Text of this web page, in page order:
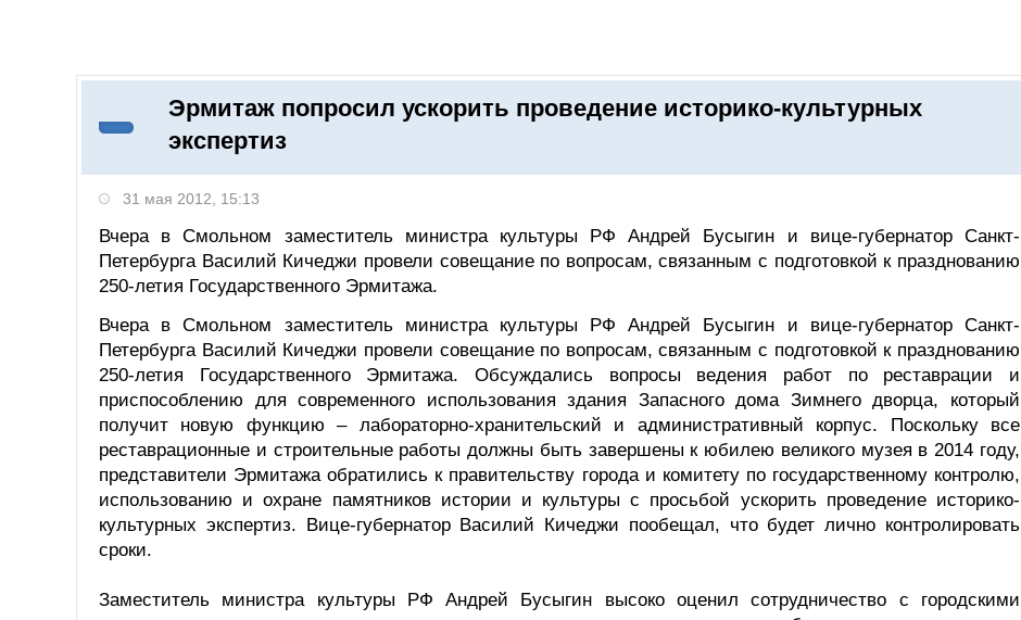
Поиск
Эрмитаж попросил ускорить проведение историко-культурных
экспертиз
31 мая 2012, 15:13
Вчера в Смольном заместитель министра культуры РФ Андрей Бусыгин и вице-губернатор Санкт-
Петербурга Василий Кичеджи провели совещание по вопросам, связанным с подготовкой к празднованию
250-летия Государственного Эрмитажа.
Вчера в Смольном заместитель министра культуры РФ Андрей Бусыгин и вице-губернатор Санкт-
Петербурга Василий Кичеджи провели совещание по вопросам, связанным с подготовкой к празднованию
250-летия Государственного Эрмитажа. Обсуждались вопросы ведения работ по реставрации и
приспособлению для современного использования здания Запасного дома Зимнего дворца, который
получит новую функцию – лабораторно-хранительский и административный корпус. Поскольку все
реставрационные и строительные работы должны быть завершены к юбилею великого музея в 2014 году,
представители Эрмитажа обратились к правительству города и комитету по государственному контролю,
использованию и охране памятников истории и культуры с просьбой ускорить проведение историко-
культурных экспертиз. Вице-губернатор Василий Кичеджи пообещал, что будет лично контролировать
сроки.
Заместитель министра культуры РФ Андрей Бусыгин высоко оценил сотрудничество с городскими